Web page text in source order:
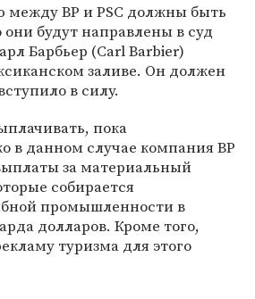
BP и PSC должны быть
будут направлены в суд
Барбьер (Carl Barbier)
заливе. Он должен
в силу.
пока
в данном случае компания BP
за материальный
собирается
промышленности в
долларов. Кроме того,
туризма для этого